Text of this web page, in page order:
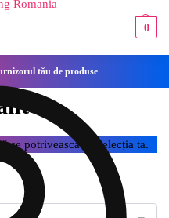
0
tău de produse
se potrivească cu selecția ta.